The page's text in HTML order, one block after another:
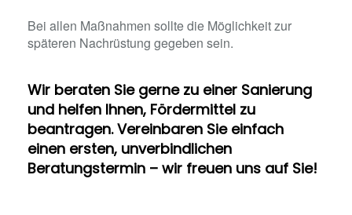
Bei allen Maßnahmen sollte die Möglichkeit zur
späteren Nachrüstung gegeben sein.
Wir beraten Sie gerne zu einer Sanierung
und helfen Ihnen, Fördermittel zu
beantragen. Vereinbaren Sie einfach
einen ersten, unverbindlichen
Beratungstermin – wir freuen uns auf Sie!